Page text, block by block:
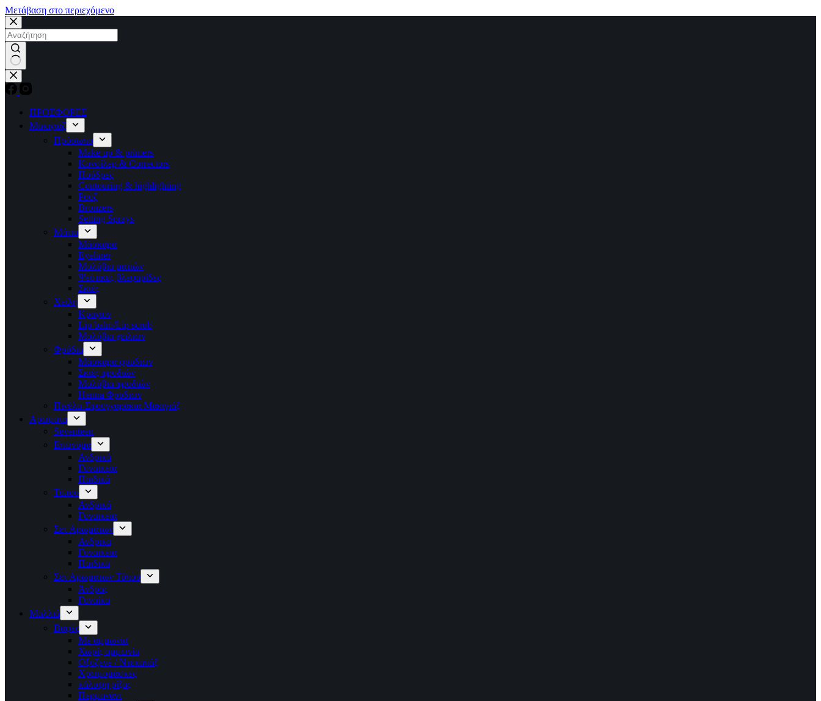
Μετάβαση στο περιεχόμενο
No
results
ΠΡΟΣΦΟΡΕΣ
Μακιγιάζ
Πρόσωπο
Make up & primers
Κονσίλερ & Correctors
Πούδρες
Contouring & highlighting
Ρούζ
Bronzers
Setting Sprays
Μάτια
Μάσκαρα
Eyeliner
Μολύβια ματιών
Ψεύτικες βλεφαρίδες
Σκιές
Χείλη
Κραγιόν
Lip balm/Lip scrub
Μολύβια χειλιών
Φρύδια
Μάσκαρα φρυδιών
Σκιές φρυδιών
Μολύβια φρυδιών
Henna Φρυδιών
Πινέλα-Σφουγγαράκια Μακιγιάζ
Αρώματα
Seventeen
Επώνυμα
Ανδρικά
Γυναικεία
Παιδικά
Τύπου
Ανδρικά
Γυναικεία
Σετ Αρωμάτων
Ανδρικα
Γυναικεια
Παιδικα
Σετ Αρωματων Τύπου
Άνδρας
Γυναίκα
Μαλλιά
Βαφές
Με αμμωνία
Χωρίς αμμωνία
Οξυζενέ / Ντεκαπάζ
Χρωμομάσκες
κάλυψη ρίζας
Περμανάντ